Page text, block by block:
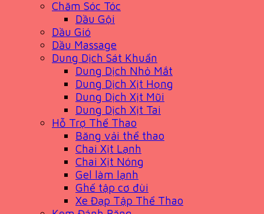
Chăm Sóc Tóc
Dầu Gội
Dầu Gió
Dầu Massage
Dung Dịch Sát Khuẩn
Dung Dịch Nhỏ Mắt
Dung Dịch Xịt Họng
Dung Dịch Xịt Mũi
Dung Dịch Xịt Tai
Hỗ Trợ Thể Thao
Băng vải thể thao
Chai Xịt Lạnh
Chai Xịt Nóng
Gel làm lạnh
Ghế tập cơ đùi
Xe Đạp Tập Thể Thao